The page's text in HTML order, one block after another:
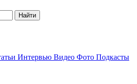
Найти
Интервью Видео Фото Подкасты